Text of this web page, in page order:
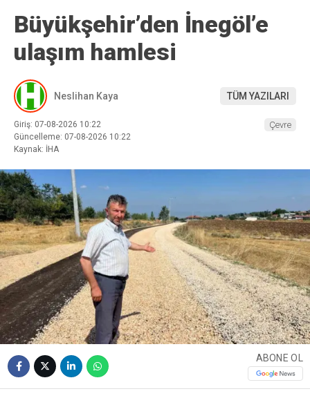
Büyükşehir’den İnegöl’e
ulaşım hamlesi
Neslihan Kaya TÜM YAZILARI
Giriş: 07-08-2026 10:22
Güncelleme: 07-08-2026 10:22
Kaynak: İHA
Çevre
ABONE OL